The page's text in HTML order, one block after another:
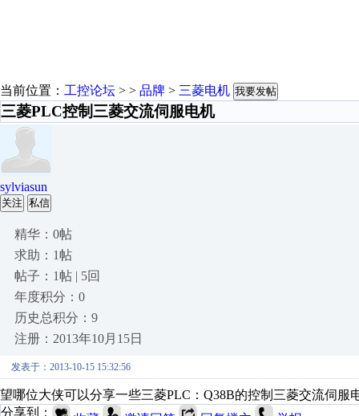
当前位置： 工控论坛 > > 品牌 > 三菱电机 我要发帖
三菱PLC控制三菱交流伺服电机
sylviasun
关注 私信
精华：0帖
求助：1帖
帖子：1帖 | 5回
年度积分：0
历史总积分：9
注册：2013年10月15日
发表于：2013-10-15 15:32:56
望哪位大侠可以分享一些三菱PLC：Q38B的控制三菱交流伺服
分享到：